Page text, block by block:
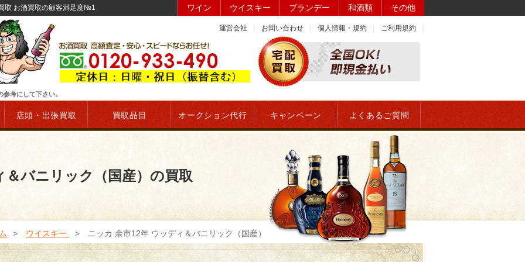
取 お酒買取の顧客満足度№1 ワイン ウイスキー ブランデー 和酒類 その他
運営会社 お問い合わせ 個人情報・規約 ご利用規約
考にして下さい。
店頭・出張買取 買取品目 オークション代行 キャンペーン よくあるご質問
バニリック（国産）の買取
ウイスキー ニッカ 余市12年 ウッディ＆バニリック（国産）